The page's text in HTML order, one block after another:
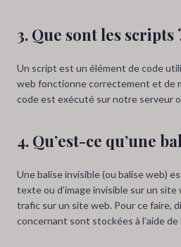
3. Que sont les scripts
Un script est un élément de code
web fonctionne correctement et de
code est exécuté sur notre serveur
4. Qu’est-ce qu’une
Une balise invisible (ou balise web)
texte ou d’image invisible sur un
trafic sur un site web. Pour ce faire,
concernant sont stockées à l’aide de